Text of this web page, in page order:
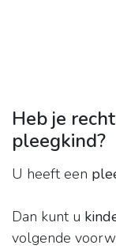
Heb je
pleegkind?
U heeft een
Dan kunt u
volgende